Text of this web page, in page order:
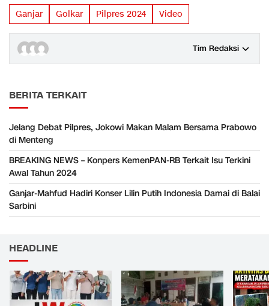
Ganjar Golkar Pilpres 2024 Video
Tim Redaksi
BERITA TERKAIT
Jelang Debat Pilpres, Jokowi Makan Malam Bersama Prabowo
di Menteng
BREAKING NEWS – Konpers KemenPAN-RB Terkait Isu Terkini
Awal Tahun 2024
Ganjar-Mahfud Hadiri Konser Lilin Putih Indonesia Damai di Balai
Sarbini
HEADLINE